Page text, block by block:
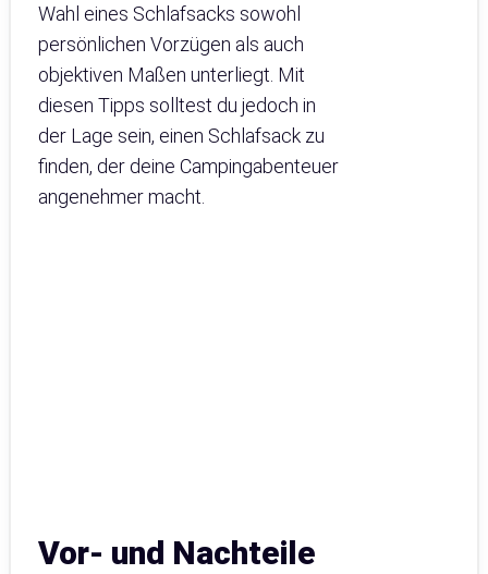
Wahl eines Schlafsacks sowohl
persönlichen Vorzügen als auch
objektiven Maßen unterliegt. Mit
diesen Tipps solltest du jedoch in
der Lage sein, einen Schlafsack zu
finden, der deine Campingabenteuer
angenehmer macht.
Vor- und Nachteile